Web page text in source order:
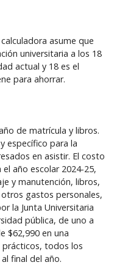
asume que
universitaria a los 18
actual y 18 es el
para ahorrar.
de matrícula y libros.
específico para la
en asistir. El costo
año escolar 2024-25,
y manutención, libros,
gastos personales,
la Junta Universitaria
pública, de uno a
$62,990 en una
prácticos, todos los
final del año.